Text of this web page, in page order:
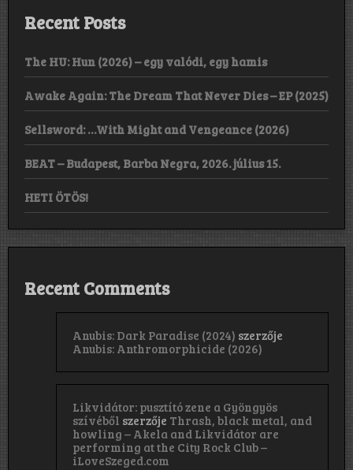
Recent Posts
The HU: Hun (2026) – egy valódi, egy hamis
Awake Again: The Dream That Never Dies – EP (2025)
Sellsword: …With Might and Vengeance (2026)
BEAT – Budapest, Barba Negra, 2026. július 15.
HETI ÖTÖS!
Recent Comments
Anubis: Dark Paradise (2024) szerzője
Anubis: Anthromorphicide (2026)
Likvidátor: pusztító zene a Gyöngyös
szívéből szerzője Thrash, black metal, and
howling – Akela and Likvidátor are
performing at the City Rock Club –
iLoveSzeged.com